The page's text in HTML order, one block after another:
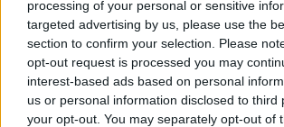
processing of your personal or sensitive
targeted advertising by us, please use the
section to confirm your selection. Please
opt-out request is processed you may
interest-based ads based on personal
us or personal information disclosed to third
your opt-out. You may separately opt-out of
Paroles Téléchargement
Vidéos
Commentaires
Voir la vidéo de «Je Suis